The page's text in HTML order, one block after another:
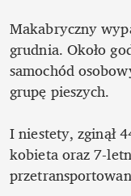
Makabryczny
grudnia. Około
samochód
grupę pieszych.
I niestety, zginął
kobieta oraz 7-